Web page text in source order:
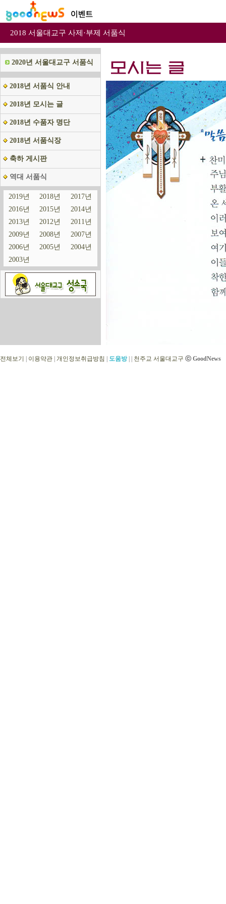
2018 서울대교구 사제·부제 서품식
2020년 서울대교구 서품식
2018년 서품식 안내
2018년 모시는 글
2018년 수품자 명단
2018년 서품식장
축하 게시판
역대 서품식
2019년 2018년
2017년
2016년
2015년
2014년
2013년
2012년
2011년
2009년
2008년
2007년
2006년
2005년
2004년
2003년
전체보기 이용약관 개인정보취급방침 도움방 천주교 서울대교구 ⓒ GoodNews